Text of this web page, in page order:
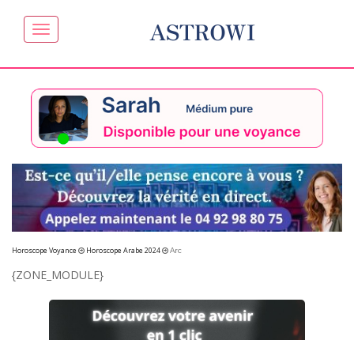
ASTROWI
Horoscope Voyance Horoscope Arabe 2024 Arc
{ZONE_MODULE}